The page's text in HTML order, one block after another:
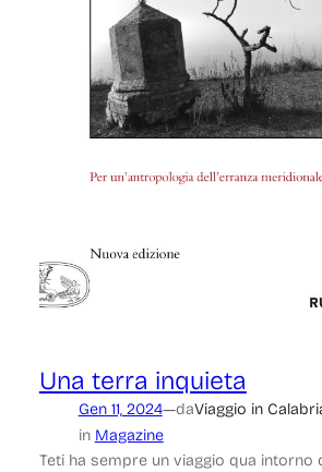
Una terra inquieta
Gen 11, 2024—daViaggio in
in Magazine
Teti ha sempre un viaggio qua intorno